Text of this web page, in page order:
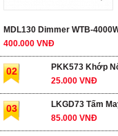
MDL130 Dimmer WTB-
400.000 VNĐ
02
PKK573 Khớp
25.000 VNĐ
03
LKGD73 Tấm
85.000 VNĐ